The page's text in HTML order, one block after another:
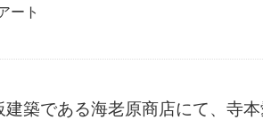
ート
築である海老原商店にて、寺本